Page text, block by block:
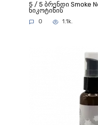
5 / 5 ბრენდი Smoke
ნიკოტინის
0 1.1k.